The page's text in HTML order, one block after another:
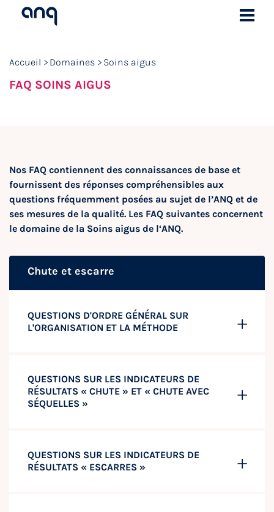
Accueil Domaines Soins aigus
FAQ SOINS AIGUS
Nos FAQ contiennent des connaissances de base et
fournissent des réponses compréhensibles aux
questions fréquemment posées au sujet de l’ANQ et de
ses mesures de la qualité. Les FAQ suivantes concernent
le domaine de la Soins aigus de l‘ANQ.
Chute et escarre
QUESTIONS D'ORDRE GÉNÉRAL SUR
L'ORGANISATION ET LA MÉTHODE
QUESTIONS SUR LES INDICATEURS DE
RÉSULTATS « CHUTE » ET « CHUTE AVEC
SÉQUELLES »
QUESTIONS SUR LES INDICATEURS DE
RÉSULTATS « ESCARRES »